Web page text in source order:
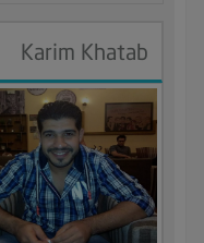
‪Karim Khatab‬‏